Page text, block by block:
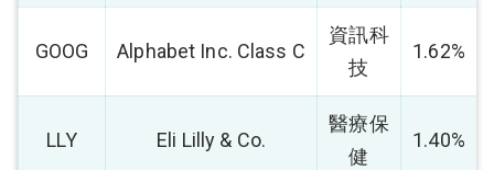
GOOG Alphabet Inc. Class C
資訊科
技
1.62%
LLY Eli Lilly & Co.
醫療保
健
1.40%